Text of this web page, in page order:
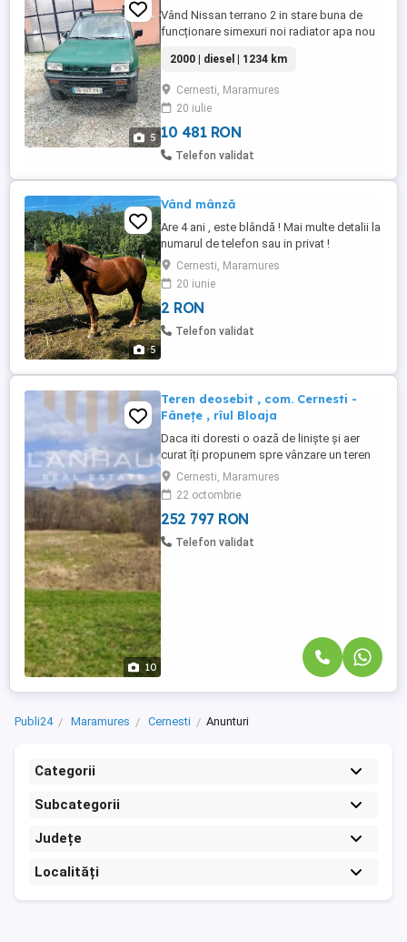
5
Vând Nissan terrano 2 in stare buna de
funcționare simexuri noi radiator apa nou
raptor. accept și unele schimburi. Atenție
mașina nu are acte
2000 | diesel | 1234 km
Cernesti, Maramures
20 iulie
10 481 RON
Telefon validat
5
Vând mânză
Are 4 ani , este blândă ! Mai multe detalii la
numarul de telefon sau in privat !
Cernesti, Maramures
20 iunie
2 RON
Telefon validat
10
Teren deosebit , com. Cernesti -
Fânețe , rîul Bloaja
Daca iti doresti o oază de liniște și aer
curat îți propunem spre vânzare un teren
intravilan ,in suprafață de 2300 mp . Teren
drept ,ideal pentru constructia unei case
sau explorarea terenului in domeniul
agriculturii. În preajma unei păduri , a rîului
Bloaja,a unor păstrăvării , poate fi ideal ...
Cernesti, Maramures
22 octombrie
252 797 RON
Telefon validat
Publi24 Maramures Cernesti Anunturi
Categorii
Subcategorii
Județe
Localități